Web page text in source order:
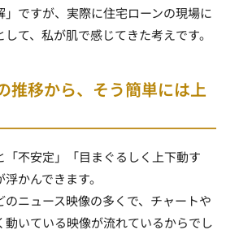
」ですが、実際に住宅ローンの現場に
て、私が肌で感じてきた考えです。
推移から、そう簡単には上
不安定」「目まぐるしく上下動す
かんできます。
ニュース映像の多くで、チャートや
いている映像が流れているからでし